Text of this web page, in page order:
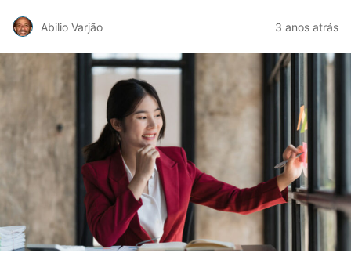
Abilio Varjão 3 anos atrás